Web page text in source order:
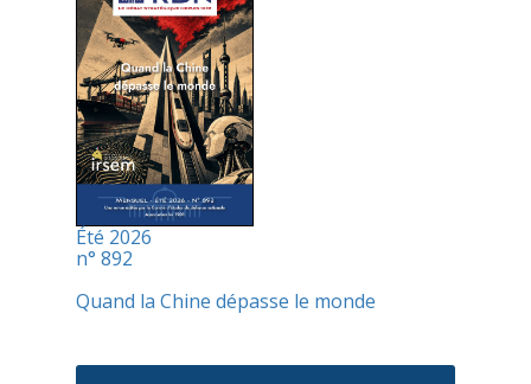
Été 2026
n° 892
Quand la Chine dépasse le monde